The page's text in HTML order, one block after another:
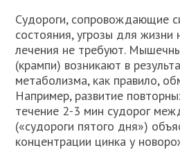
Судороги, сопровождающие
состояния, угрозы для жизни
лечения не требуют.
(крампи) возникают в
метаболизма, как правило,
Например, развитие
течение 2-3 мин судорог
(«судороги пятого дня»)
концентрации цинка у